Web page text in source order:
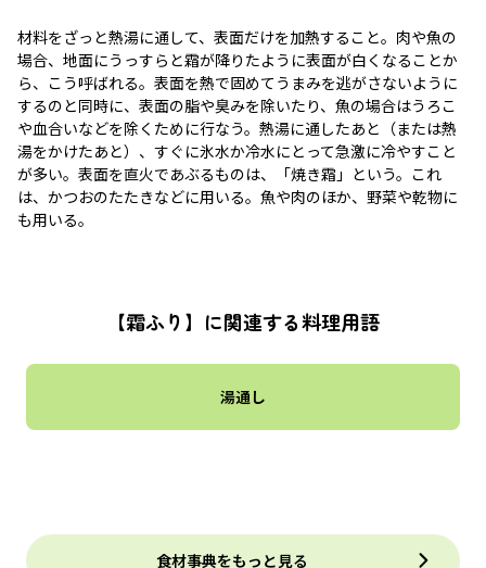
材料をざっと熱湯に通して、表面だけを加熱すること。肉や魚の
場合、地面にうっすらと霜が降りたように表面が白くなることか
ら、こう呼ばれる。表面を熱で固めてうまみを逃がさないように
するのと同時に、表面の脂や臭みを除いたり、魚の場合はうろこ
や血合いなどを除くために行なう。熱湯に通したあと（または熱
湯をかけたあと）、すぐに氷水か冷水にとって急激に冷やすこと
が多い。表面を直火であぶるものは、「焼き霜」という。これ
は、かつおのたたきなどに用いる。魚や肉のほか、野菜や乾物に
も用いる。
【霜ふり】に関連する料理用語
湯通し
食材事典をもっと見る